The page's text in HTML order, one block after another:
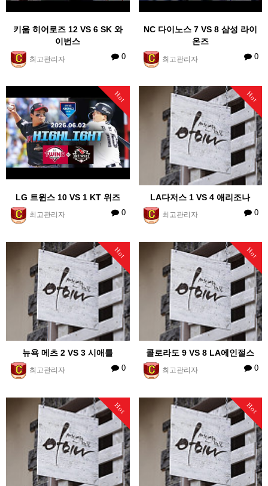
키움 히어로즈 12 VS 6 SK 와
이번스
최고관리자 0
NC 다이노스 7 VS 8 삼성 라이
온즈
최고관리자 0
Hot
LG 트윈스 10 VS 1 KT 위즈
최고관리자 0
Hot
LA다저스 1 VS 4 애리조나
최고관리자 0
Hot
뉴욕 메츠 2 VS 3 시애틀
최고관리자 0
Hot
콜로라도 9 VS 8 LA에인절스
최고관리자 0
Hot Hot